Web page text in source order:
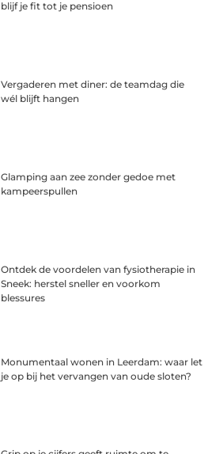
blijf je fit tot je pensioen
Vergaderen met diner: de teamdag die
wél blijft hangen
Glamping aan zee zonder gedoe met
kampeerspullen
Ontdek de voordelen van fysiotherapie in
Sneek: herstel sneller en voorkom
blessures
Monumentaal wonen in Leerdam: waar let
je op bij het vervangen van oude sloten?